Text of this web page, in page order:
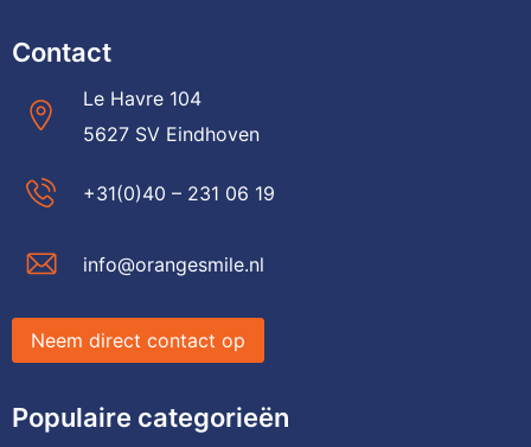
Contact
Le Havre 104
5627 SV Eindhoven
+31(0)40 – 231 06 19
info@orangesmile.nl
Neem direct contact op
Populaire categorieën